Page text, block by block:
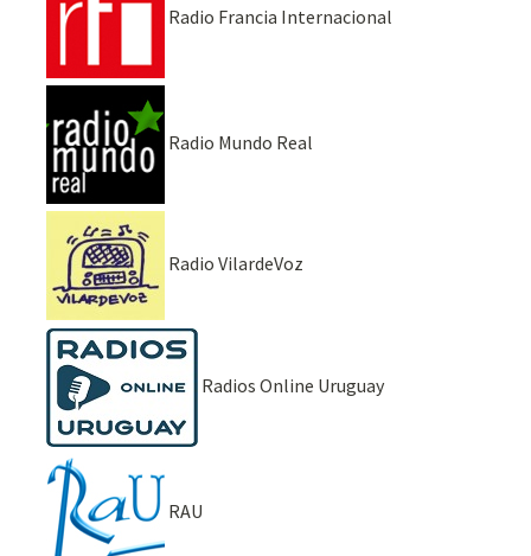
Radio Francia Internacional
Radio Mundo Real
Radio VilardeVoz
Radios Online Uruguay
RAU